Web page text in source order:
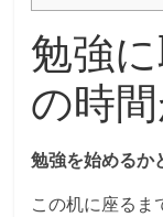
勉強
の時
勉強を始めるか
この机に座るま